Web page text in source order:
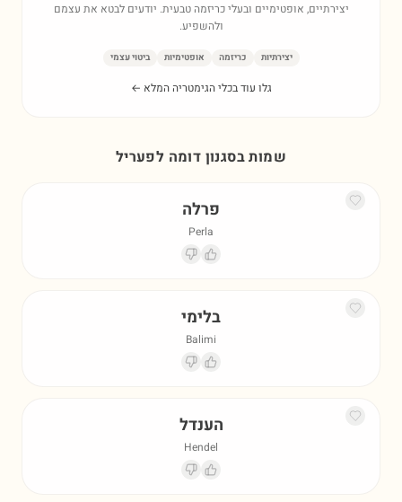
יצירתיים, אופטימיים ובעלי כריזמה טבעית. יודעים לבטא את עצמם
ולהשפיע.
יצירתיות כריזמה אופטימיות ביטוי עצמי
גלו עוד בכלי הגימטריה המלא ←
שמות בסגנון דומה לפעריל
פרלה
Perla
בלימי
Balimi
הענדל
Hendel